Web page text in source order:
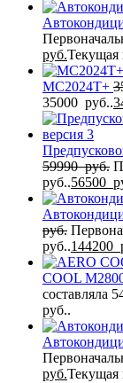
руб.Текущая
MC2024T+
35000 руб..
59990руб.
руб..56500
руб.
руб..144200
COOL
составляла
руб..
руб.Текущая